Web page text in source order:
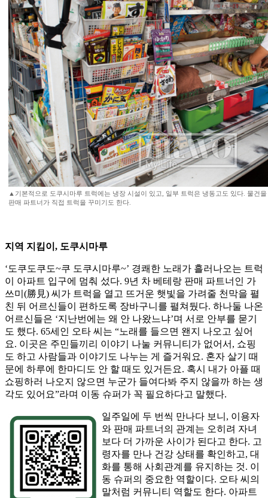
▲기본적으로 도쿠시마루 트럭에는 냉장 시설이 있고, 일부 트럭은 냉동고도 있다. 물건
판매 파트너가 직접 트럭을 꾸미기도 한다.
지역 지킴이, 도쿠시마루
‘도쿠도쿠도~쿠 도쿠시마루~’ 경쾌한 노래가 흘러나오는 트럭
이 아파트 입구에 멈춰 섰다. 9년 차 베테랑 판매 파트너인 가
쓰미(勝見) 씨가 트럭을 열고 뜨거운 햇빛을 가려줄 천막을 펼
친 뒤 어르신들이 편하도록 장바구니를 펼쳐뒀다. 하나둘 나온
어르신들은 ‘지난번에는 왜 안 나왔느냐’며 서로 안부를 묻기
도 했다. 65세인 오타 씨는 “노래를 들으면 왠지 나오고 싶어
요. 이곳은 주민들끼리 이야기 나눌 커뮤니티가 없어서, 쇼핑
도 하고 사람들과 이야기도 나누는 게 즐거워요. 혼자 살기 때
문에 하루에 한마디도 안 할 때도 있거든요. 혹시 내가 아플 때
쇼핑하러 나오지 않으면 누군가 들여다봐 주지 않을까 하는 생
각도 있어요”라며 이동 슈퍼가 꼭 필요하다고 말했다.
일주일에 두 번씩 만나다 보니, 이용자
와 판매 파트너의 관계는 오히려 자녀
보다 더 가까운 사이가 된다고 한다. 고
령자를 만나 건강 상태를 확인하고, 대
화를 통해 사회관계를 유지하는 것. 이
동 슈퍼의 중요한 역할이다. 오타 씨의
말처럼 커뮤니티 역할도 한다. 아파트